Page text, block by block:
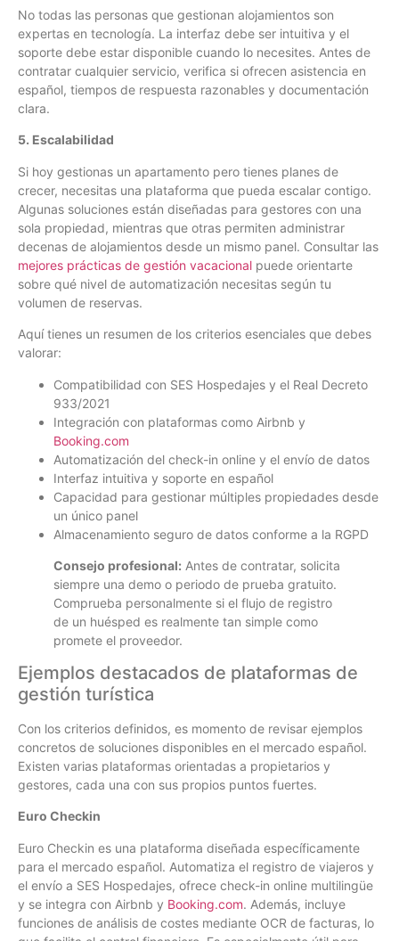
No todas las personas que gestionan alojamientos son
expertas en tecnología. La interfaz debe ser intuitiva y el
soporte debe estar disponible cuando lo necesites. Antes de
contratar cualquier servicio, verifica si ofrecen asistencia en
español, tiempos de respuesta razonables y documentación
clara.
5. Escalabilidad
Si hoy gestionas un apartamento pero tienes planes de
crecer, necesitas una plataforma que pueda escalar contigo.
Algunas soluciones están diseñadas para gestores con una
sola propiedad, mientras que otras permiten administrar
decenas de alojamientos desde un mismo panel. Consultar las
mejores prácticas de gestión vacacional puede orientarte
sobre qué nivel de automatización necesitas según tu
volumen de reservas.
Aquí tienes un resumen de los criterios esenciales que debes
valorar:
Compatibilidad con SES Hospedajes y el Real Decreto
933/2021
Integración con plataformas como Airbnb y
Booking.com
Automatización del check-in online y el envío de datos
Interfaz intuitiva y soporte en español
Capacidad para gestionar múltiples propiedades desde
un único panel
Almacenamiento seguro de datos conforme a la RGPD
Consejo profesional: Antes de contratar, solicita
siempre una demo o periodo de prueba gratuito.
Comprueba personalmente si el flujo de registro
de un huésped es realmente tan simple como
promete el proveedor.
Ejemplos destacados de plataformas de
gestión turística
Con los criterios definidos, es momento de revisar ejemplos
concretos de soluciones disponibles en el mercado español.
Existen varias plataformas orientadas a propietarios y
gestores, cada una con sus propios puntos fuertes.
Euro Checkin
Euro Checkin es una plataforma diseñada específicamente
para el mercado español. Automatiza el registro de viajeros y
el envío a SES Hospedajes, ofrece check-in online multilingüe
y se integra con Airbnb y Booking.com. Además, incluye
funciones de análisis de costes mediante OCR de facturas, lo